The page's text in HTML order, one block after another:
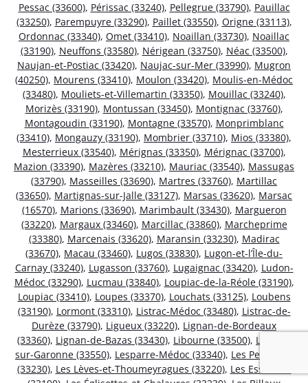
Pessac (33600), Périssac (33240), Pellegrue (33790), Pauillac
(33250), Parempuyre (33290), Paillet (33550), Origne (33113),
Ordonnac (33340), Omet (33410), Noaillan (33730), Noaillac
(33190), Neuffons (33580), Nérigean (33750), Néac (33500),
Naujan-et-Postiac (33420), Naujac-sur-Mer (33990), Mugron
(40250), Mourens (33410), Moulon (33420), Moulis-en-Médoc
(33480), Mouliets-et-Villemartin (33350), Mouillac (33240),
Morizès (33190), Montussan (33450), Montignac (33760),
Montagoudin (33190), Montagne (33570), Monprimblanc
(33410), Mongauzy (33190), Mombrier (33710), Mios (33380),
Mesterrieux (33540), Mérignas (33350), Mérignac (33700),
Mazion (33390), Mazères (33210), Mauriac (33540), Massugas
(33790), Masseilles (33690), Martres (33760), Martillac
(33650), Martignas-sur-Jalle (33127), Marsas (33620), Marsac
(16570), Marions (33690), Marimbault (33430), Margueron
(33220), Margaux (33460), Marcillac (33860), Marcheprime
(33380), Marcenais (33620), Maransin (33230), Madirac
(33670), Macau (33460), Lugos (33830), Lugon-et-l’Île-du-
Carnay (33240), Lugasson (33760), Lugaignac (33420), Ludon-
Médoc (33290), Lucmau (33840), Loupiac-de-la-Réole (33190),
Loupiac (33410), Loupes (33370), Louchats (33125), Loubens
(33190), Lormont (33310), Listrac-Médoc (33480), Listrac-de-
Durèze (33790), Ligueux (33220), Lignan-de-Bordeaux
(33360), Lignan-de-Bazas (33430), Libourne (33500), Lestiac-
sur-Garonne (33550), Lesparre-Médoc (33340), Les Peintures
(33230), Les Lèves-et-Thoumeyragues (33220), Les Esseintes